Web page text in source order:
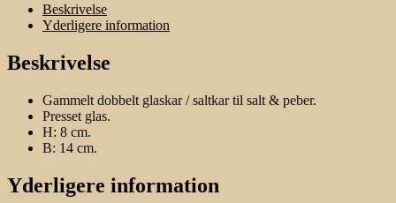
Beskrivelse
Yderligere information
Beskrivelse
Gammelt dobbelt glaskar / saltkar til salt & peber.
Presset glas.
H: 8 cm.
B: 14 cm.
Yderligere information